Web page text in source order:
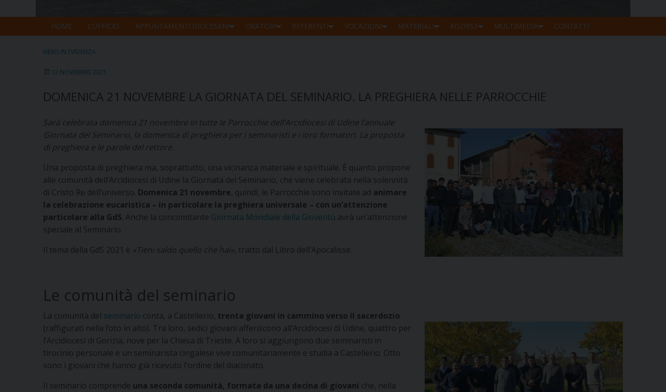
HOME L’UFFICIO APPUNTAMENTI DIOCESANI ORATORI REFERENTI VOCAZIONI MATERIALI RISORSE MULTIMEDIA CONTATTI
NEWS IN EVIDENZA
12 NOVEMBRE 2021
DOMENICA 21 NOVEMBRE LA GIORNATA DEL SEMINARIO. LA PREGHIERA NELLE PARROCCHIE
Sarà celebrata domenica 21 novembre in tutte le Parrocchie dell’Arcidiocesi di Udine l’annuale
Giornata del Seminario, la domenica di preghiera per i seminaristi e i loro formatori. La proposta
di preghiera e le parole del rettore.
Una proposta di preghiera ma, soprattutto, una vicinanza materiale e spirituale. È quanto propone
alle comunità dell’Arcidiocesi di Udine la Giornata del Seminario, che viene celebrata nella solennità
di Cristo Re dell’universo. Domenica 21 novembre, quindi, le Parrocchie sono invitate ad animare
la celebrazione eucaristica – in particolare la preghiera universale – con un’attenzione
particolare alla GdS. Anche la concomitante Giornata Mondiale della Gioventù avrà un’attenzione
speciale al Seminario.
Il tema della GdS 2021 è «Tieni saldo quello che hai», tratto dal Libro dell’Apocalisse.
Le comunità del seminario
La comunità del seminario conta, a Castellerio, trenta giovani in cammino verso il sacerdozio
(raffigurati nella foto in alto). Tra loro, sedici giovani afferiscono all’Arcidiocesi di Udine, quattro per
l’Arcidiocesi di Gorizia, nove per la Chiesa di Trieste. A loro si aggiungono due seminaristi in
tirocinio personale e un seminarista cingalese vive comunitariamente e studia a Castellerio. Otto
sono i giovani che hanno già ricevuto l’ordine del diaconato.
Il seminario comprende una seconda comunità, formata da una decina di giovani che, nella